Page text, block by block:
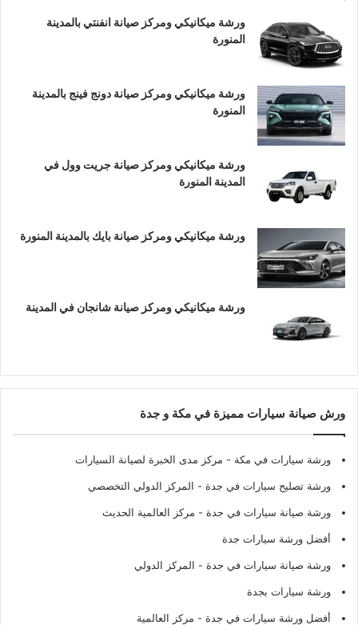
ورشة ميكانيكي ومركز صيانة انفنتي بالمدينة
المنورة
ورشة ميكانيكي ومركز صيانة دونج فينج بالمدينة
المنورة
ورشة ميكانيكي ومركز صيانة جريت وول في
المدينة المنورة
ورشة ميكانيكي ومركز صيانة بايك بالمدينة المنورة
ورشة ميكانيكي ومركز صيانة شانجان في المدينة
ورش صيانة سيارات مميزة في مكة و جدة
ورشة سيارات في مكة - مركز مدى الخبرة لصيانة السيارات
ورشة تصليح سيارات في جدة - المركز الدولي التخصصي
ورشة صيانة سيارات في جدة - مركز العالمية الحديث
أفضل ورشة سيارات جدة
ورشة صيانة سيارات في جدة - المركز الدولي
ورشة سيارات بجدة
أفضل ورشة سيارات في جدة - مركز العالمية